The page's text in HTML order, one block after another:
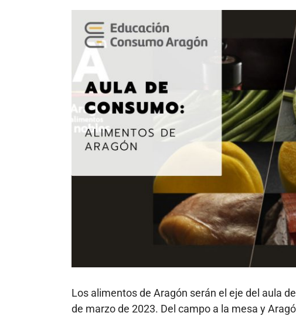
imagen
más
grande
Los alimentos de Aragón serán el eje del aula
de marzo de 2023. Del campo a la mesa y